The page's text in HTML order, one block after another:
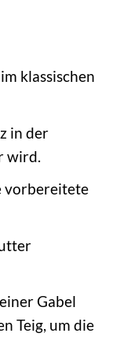
klassischen
in der
wird.
vorbereitete
Gabel
Teig, um die